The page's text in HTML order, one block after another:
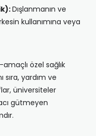
Dışlanmanın ve
kullanımına veya
amaçlı özel sağlık
sıra, yardım ve
üniversiteler
gütmeyen